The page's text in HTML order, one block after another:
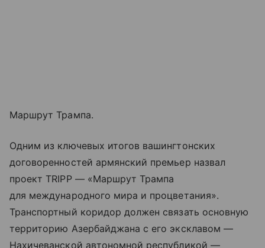
Маршрут Трампа.
Одним из ключевых итогов вашингтонских
договоренностей армянский премьер назвал
проект TRIPP — «Маршрут Трампа
для международного мира и процветания».
Транспортный коридор должен связать основную
территорию Азербайджана с его эксклавом —
Нахичеванской автономной республикой —